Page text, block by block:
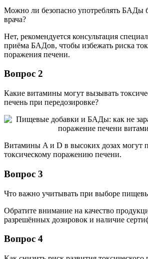
Можно ли безопасно употреблять БАДы
врача?
Нет, рекомендуется консультация
приёма БАДов, чтобы избежать риска
поражения печени.
Вопрос 2
Какие витамины могут вызывать
печень при передозировке?
Витамины A и D в высоких дозах могут
токсическому поражению печени.
Вопрос 3
Что важно учитывать при выборе
Обратите внимание на качество
разрешённых дозировок и наличие
Вопрос 4